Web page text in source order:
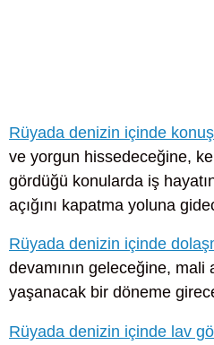
Rüyada denizin içinde
ve yorgun hissedeceğine,
gördüğü konularda iş
açığını kapatma yoluna
Rüyada denizin içinde
devamının geleceğine, mali
yaşanacak bir döneme
Rüyada denizin içinde lav